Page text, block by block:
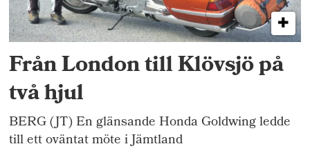
Från London till Klövsjö på
två hjul
BERG (JT) En glänsande Honda Goldwing ledde
till ett oväntat möte i Jämtland